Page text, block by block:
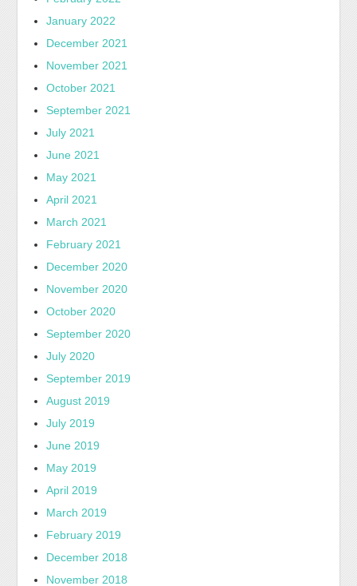
January 2022
December 2021
November 2021
October 2021
September 2021
July 2021
June 2021
May 2021
April 2021
March 2021
February 2021
December 2020
November 2020
October 2020
September 2020
July 2020
September 2019
August 2019
July 2019
June 2019
May 2019
April 2019
March 2019
February 2019
December 2018
November 2018